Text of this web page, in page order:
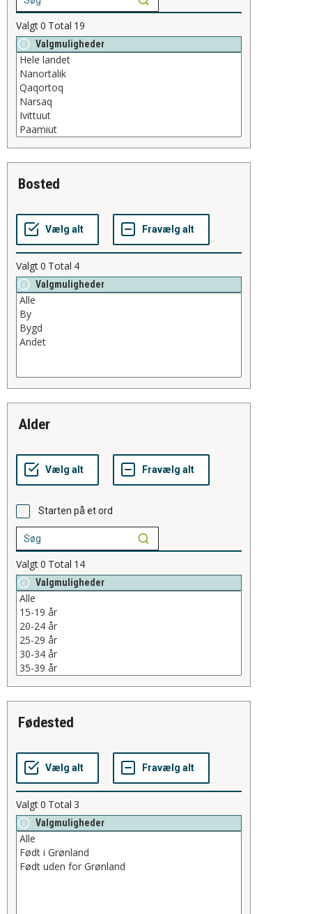
Valgt0 Total 19
Valgmuligheder
bosted
Valgt0 Total 4
Valgmuligheder
alder
Starten på et ord
Valgt0 Total 14
Valgmuligheder
fødested
Valgt0 Total 3
Valgmuligheder